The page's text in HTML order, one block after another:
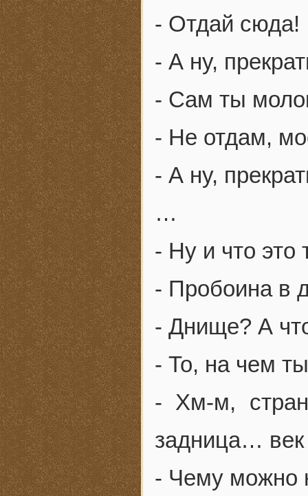
- Отдай сюда!
- А ну,
- Сам ты
- Не отдам,
- А ну,
…
- Ну и что это
- Пробоина в
- Днище? А
- То, на чем
- Хм-м,
задница…
- Чему можно